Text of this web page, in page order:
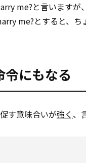
me?と言いますが
me?とすると、
にもなる
す意味合いが強く 、